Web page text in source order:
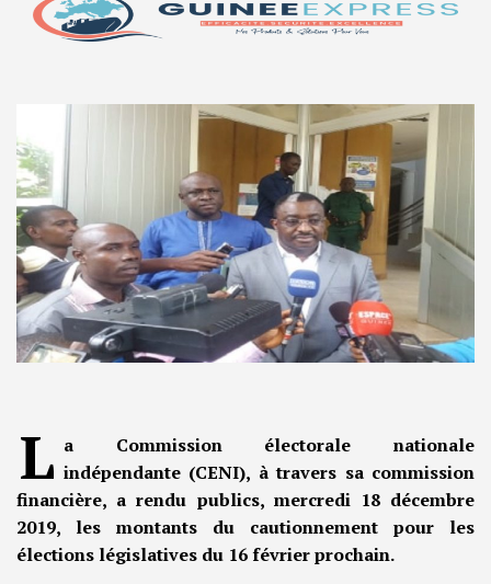
L a Commission électorale nationale
indépendante (CENI), à travers sa commission
financière, a rendu publics, mercredi 18 décembre
2019, les montants du cautionnement pour les
élections législatives du 16 février prochain.